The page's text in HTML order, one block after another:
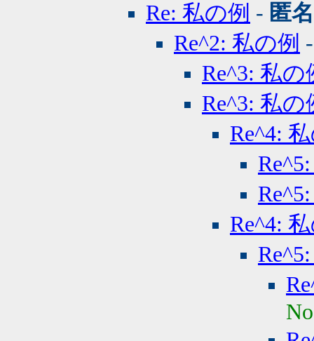
Re: 私の例 - 匿名
Re^2: 私の例
Re^3: 私の
Re^3: 私の
Re^4:
Re^4: